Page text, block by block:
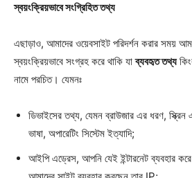
স্বয়ংক্রিয়ভাবে সংগ্রিহিত তথ্য
এছাড়াও, আমাদের ওয়েবসাইট পরিদর্শন করার সময়
স্বয়ংক্রিয়ভাবে সংগ্রহ করে থাকি যাব্যবহৃত তথ্য
নামে পরচিত। যেমনঃ
ডিভাইসের তথ্য, যেমন ব্রাউজার এর ধরণ,
ভাষা, অপারেটিং সিস্টেম ইত্যাদি;
আইপি এড্রেস, আপনি যেই ইন্টারনেট ব্যবহার